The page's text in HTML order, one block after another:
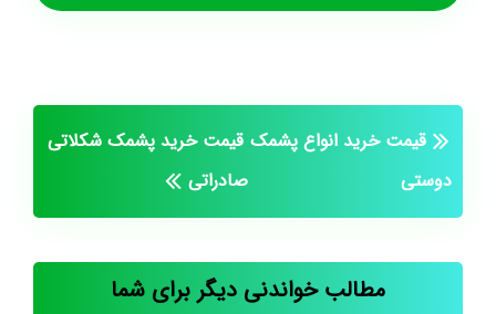
قیمت خرید انواع پشمک
دوستی
قیمت خرید پشمک شکلاتی
صادراتی
مطالب خواندنی دیگر برای شما